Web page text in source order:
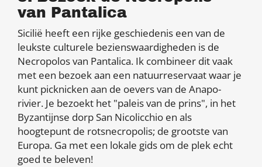
van Pantalica
Sicilië heeft een rijke geschiedenis een van de
leukste culturele bezienswaardigheden is de
Necropolos van Pantalica. Ik combineer dit vaak
met een bezoek aan een natuurreservaat waar je
kunt picknicken aan de oevers van de Anapo-
rivier. Je bezoekt het "paleis van de prins", in het
Byzantijnse dorp San Nicolicchio en als
hoogtepunt de rotsnecropolis; de grootste van
Europa. Ga met een lokale gids om de plek echt
goed te beleven!